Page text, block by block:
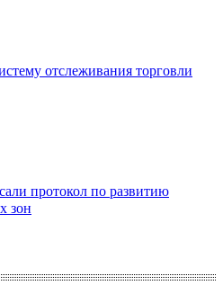
отслеживания торговли
протокол по развитию
зон